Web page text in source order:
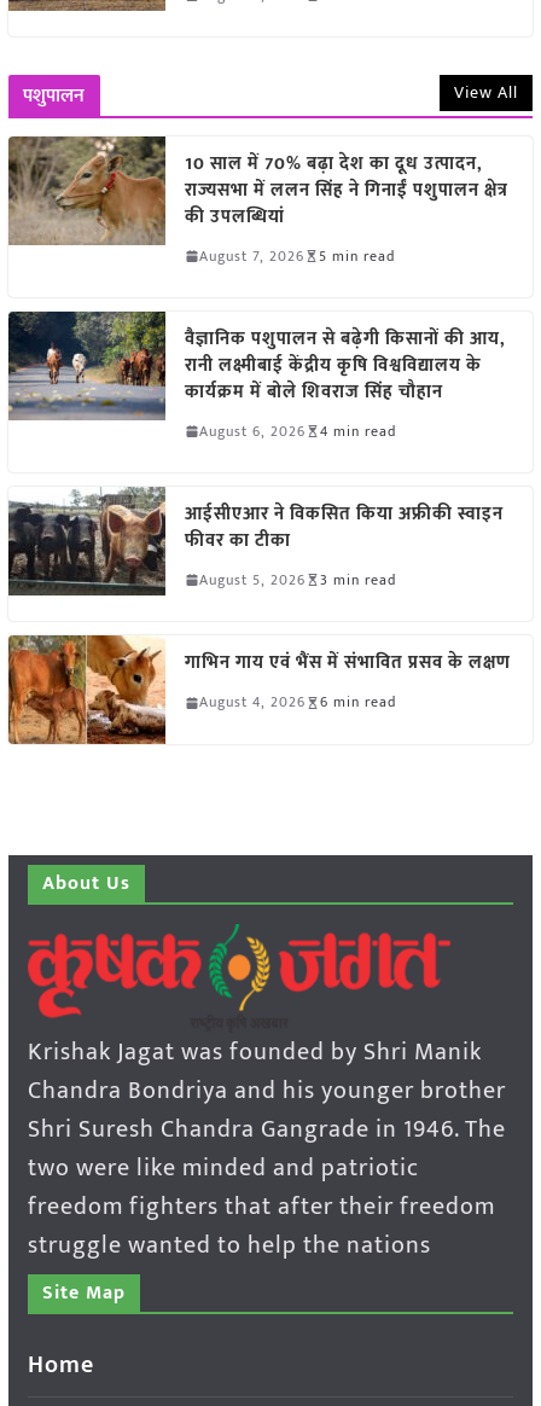
पशुपालन View All
10 साल में 70% बढ़ा देश का दूध उत्पादन,
राज्यसभा में ललन सिंह ने गिनाईं पशुपालन क्षेत्र
की उपलब्धियां
August 7, 2026 5 min read
वैज्ञानिक पशुपालन से बढ़ेगी किसानों की आय,
रानी लक्ष्मीबाई केंद्रीय कृषि विश्वविद्यालय के
कार्यक्रम में बोले शिवराज सिंह चौहान
August 6, 2026 4 min read
आईसीएआर ने विकसित किया अफ्रीकी स्वाइन
फीवर का टीका
August 5, 2026 3 min read
गाभिन गाय एवं भैंस में संभावित प्रसव के लक्षण
August 4, 2026 6 min read
About Us
Krishak Jagat was founded by Shri Manik
Chandra Bondriya and his younger brother
Shri Suresh Chandra Gangrade in 1946. The
two were like minded and patriotic
freedom fighters that after their freedom
struggle wanted to help the nations
Site Map
Home